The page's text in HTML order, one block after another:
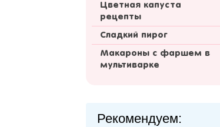
Цветная капуста
рецепты
Сладкий пирог
Макароны с фаршем в
мультиварке
Рекомендуем: